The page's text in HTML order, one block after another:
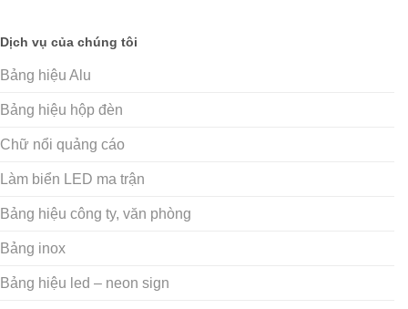
Dịch vụ của chúng tôi
Bảng hiệu Alu
Bảng hiệu hộp đèn
Chữ nổi quảng cáo
Làm biển LED ma trận
Bảng hiệu công ty, văn phòng
Bảng inox
Bảng hiệu led – neon sign